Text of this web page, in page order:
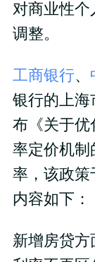
对商业性个
调整。
工商银行、
银行的上海
布《关于优
率定价机制
率，该政策
内容如下：
新增房贷方